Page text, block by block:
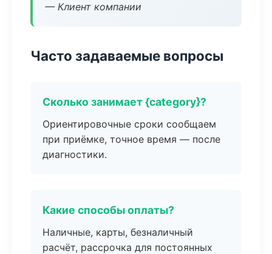
— Клиент компании
Часто задаваемые вопросы
Сколько занимает {category}?
Ориентировочные сроки сообщаем
при приёмке, точное время — после
диагностики.
Какие способы оплаты?
Наличные, карты, безналичный
расчёт, рассрочка для постоянных